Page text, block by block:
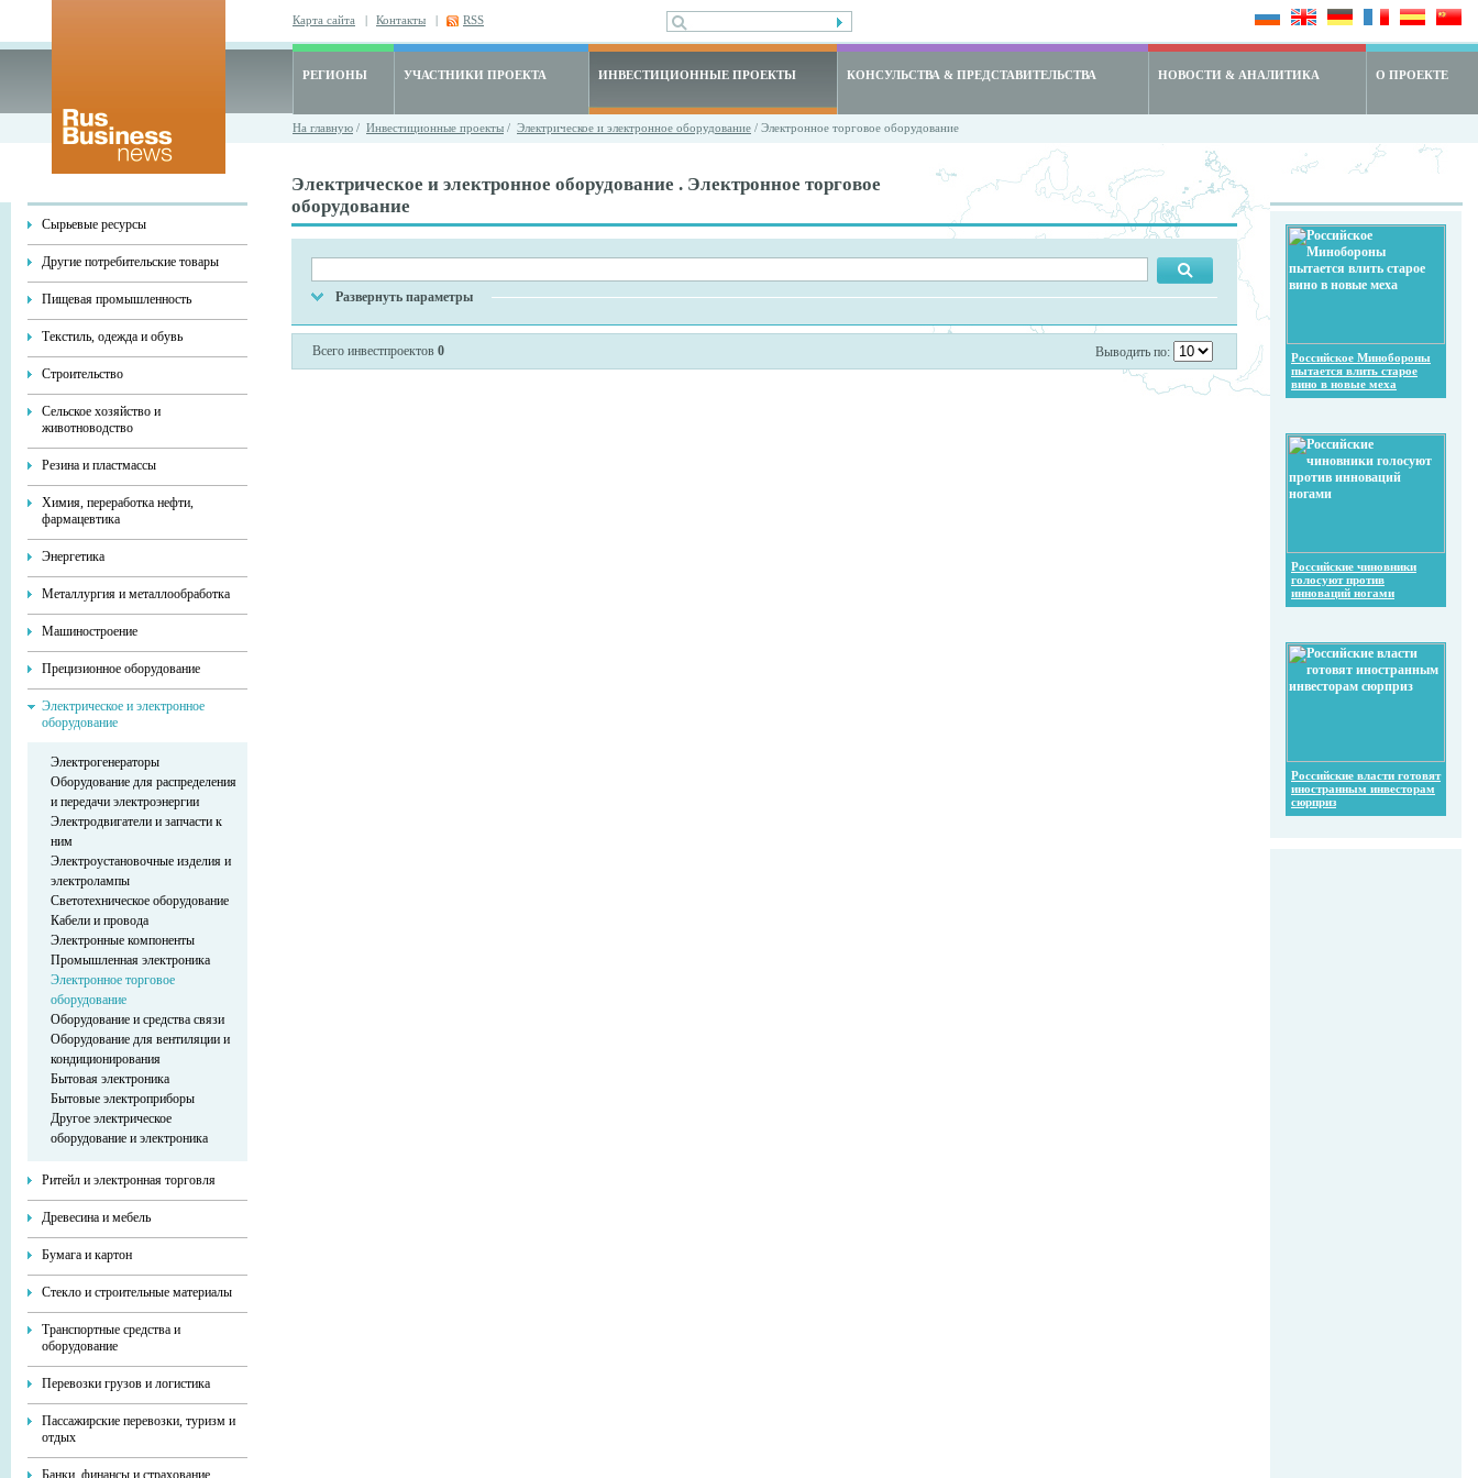
Карта сайта | Контакты | RSS
РЕГИОНЫ УЧАСТНИКИ ПРОЕКТА ИНВЕСТИЦИОННЫЕ ПРОЕКТЫ КОНСУЛЬСТВА & ПРЕДСТАВИТЕЛЬСТВА НОВОСТИ & АНАЛИТИКА О ПРОЕКТЕ
На главную / Инвестиционные проекты / Электрическое и электронное оборудование / Электронное торговое оборудование
Сырьевые ресурсы
Другие потребительские товары
Пищевая промышленность
Текстиль, одежда и обувь
Строительство
Сельское хозяйство и
животноводство
Резина и пластмассы
Химия, переработка нефти,
фармацевтика
Энергетика
Металлургия и металлообработка
Машиностроение
Прецизионное оборудование
Электрическое и электронное
оборудование
Электрогенераторы
Оборудование для распределения
и передачи электроэнергии
Электродвигатели и запчасти к
ним
Электроустановочные изделия и
электролампы
Светотехническое оборудование
Кабели и провода
Электронные компоненты
Промышленная электроника
Электронное торговое
оборудование
Оборудование и средства связи
Оборудование для вентиляции и
кондиционирования
Бытовая электроника
Бытовые электроприборы
Другое электрическое
оборудование и электроника
Ритейл и электронная торговля
Древесина и мебель
Бумага и картон
Стекло и строительные материалы
Транспортные средства и
оборудование
Перевозки грузов и логистика
Пассажирские перевозки, туризм и
отдых
Банки, финансы и страхование
Электрическое и электронное оборудование . Электронное торговое
оборудование
Развернуть параметры
Всего инвестпроектов 0 Выводить по:
Российское Минобороны
пытается влить старое
вино в новые меха
Российские чиновники
голосуют против
инноваций ногами
Российские власти готовят
иностранным инвесторам
сюрприз